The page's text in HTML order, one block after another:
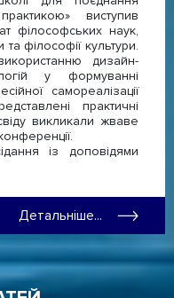
виступив
філософських наук,
філософії культури.
дизайн-
у формуванні
самореалізації
практичні
викликали жваве
із доповідями
Детальніше...